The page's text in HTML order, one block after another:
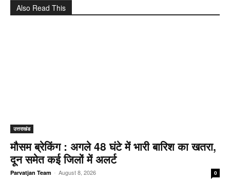
Also Read This
उत्तराखंड
मौसम ब्रेकिंग : अगले 48 घंटे में भारी बारिश का खतरा,
दून समेत कई जिलों में अलर्ट
Parvatjan Team - August 8, 2026 0